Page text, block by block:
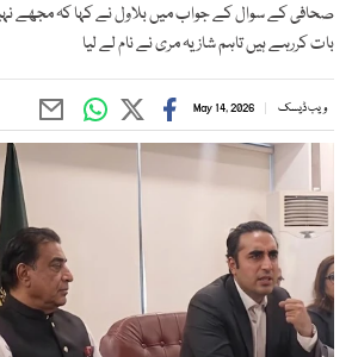
صحافی کے سوال کے جواب میں بلاول نے کہا کہ مجھے
بات کررہے ہیں تاہم شازیہ مری نے نام لے لیا
ویب ڈیسک May 14, 2026